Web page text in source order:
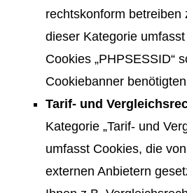
rechtskonform betreiben
dieser Kategorie
Cookies „PHPSESSID“
Cookiebanner
Tarif- und
Kategorie „Tarif- und
umfasst Cookies, die
externen Anbietern